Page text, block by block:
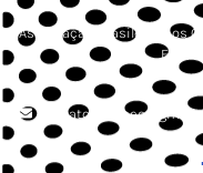
Associação Brasileira dos